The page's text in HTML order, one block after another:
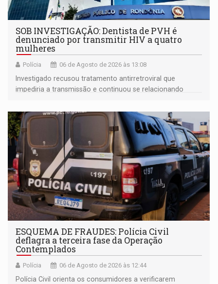
SOB INVESTIGAÇÃO: Dentista de PVH é
denunciado por transmitir HIV a quatro
mulheres
Polícia 06 de Agosto de 2026 às 13:08
Investigado recusou tratamento antirretroviral que
impediria a transmissão e continuou se relacionando
ESQUEMA DE FRAUDES: Polícia Civil
deflagra a terceira fase da Operação
Contemplados
Polícia 06 de Agosto de 2026 às 12:44
Polícia Civil orienta os consumidores a verificarem